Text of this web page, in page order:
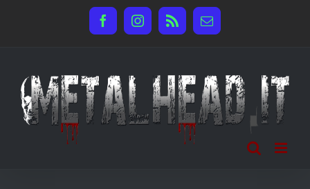
FacebookInstagram
Rss Email